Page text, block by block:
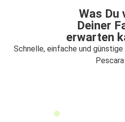
Was Du
Deiner
erwarten
Schnelle, einfache und
Pescara